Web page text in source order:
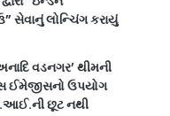
સેવાનું લોન્ચિંગ કરાયું
વડનગર’ થીમની
ઈમેજીસનો ઉપયોગ
છૂટ નથી